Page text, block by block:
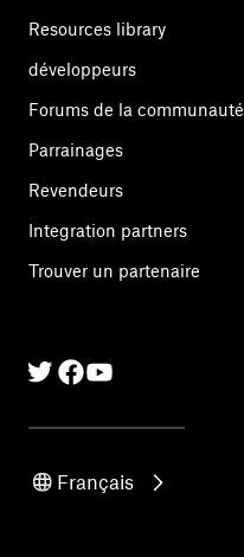
Resources library
développeurs
Forums de la communauté
Parrainages
Revendeurs
Integration partners
Trouver un partenaire
Français